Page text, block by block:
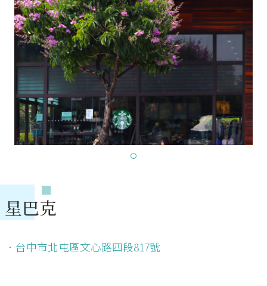
星巴克
．台中市北屯區文心路四段817號